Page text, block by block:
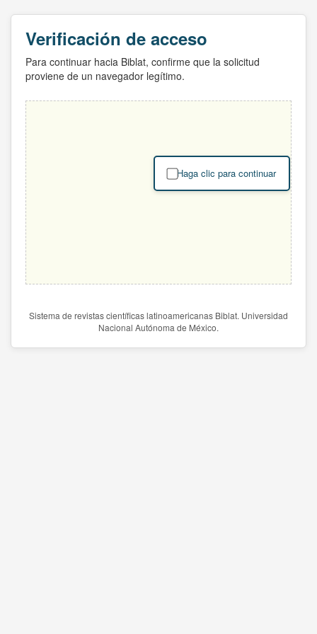
Verificación de acceso
Para continuar hacia Biblat, confirme que la solicitud
proviene de un navegador legítimo.
Haga clic para continuar
Sistema de revistas científicas latinoamericanas Biblat. Universidad
Nacional Autónoma de México.